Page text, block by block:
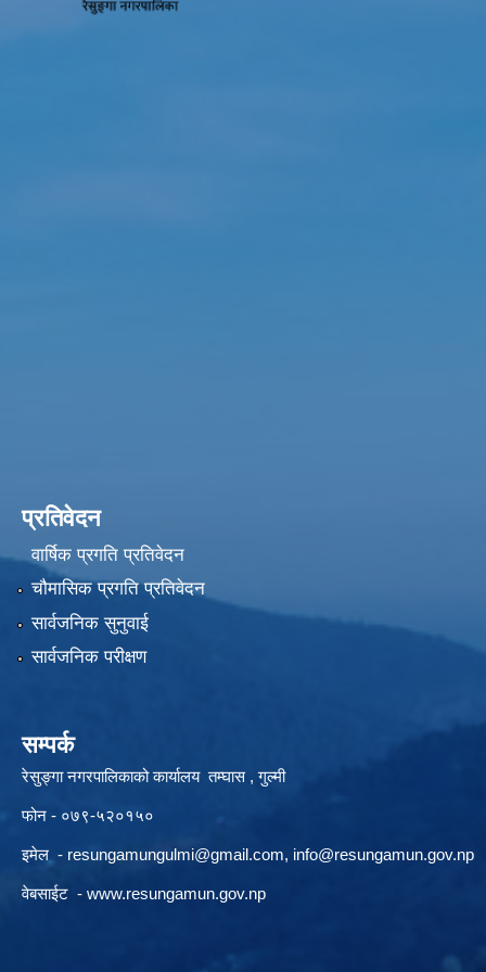
प्रतिवेदन
वार्षिक प्रगति प्रतिवेदन
चौमासिक प्रगति प्रतिवेदन
सार्वजनिक सुनुवाई
सार्वजनिक परीक्षण
सम्पर्क
रेसुङ्गा नगरपालिकाको कार्यालय तम्घास , गुल्मी
फोन - ०७९-५२०१५०
इमेल - resungamungulmi@gmail.com, info@resungamun.gov.np
वेबसाईट - www.resungamun.gov.np